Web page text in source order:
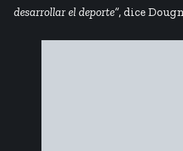
desarrollar el deporte”, dice